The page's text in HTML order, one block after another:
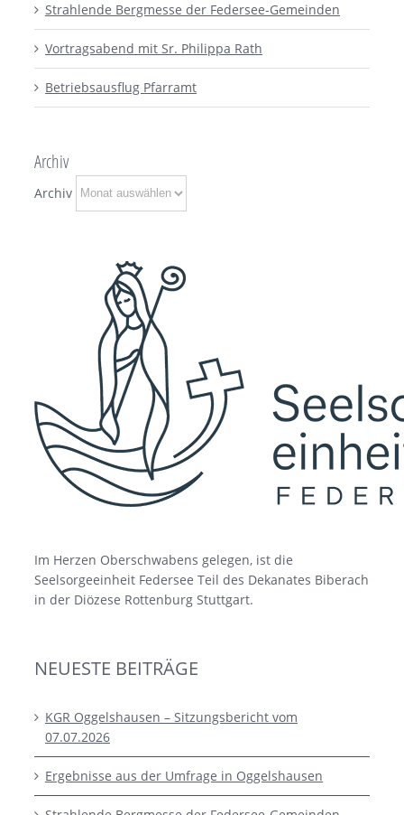
Strahlende Bergmesse der Federsee-Gemeinden
Vortragsabend mit Sr. Philippa Rath
Betriebsausflug Pfarramt
Archiv
Archiv
Im Herzen Oberschwabens gelegen, ist die
Seelsorgeeinheit Federsee Teil des Dekanates Biberach
in der Diözese Rottenburg Stuttgart.
NEUESTE BEITRÄGE
KGR Oggelshausen – Sitzungsbericht vom
07.07.2026
Ergebnisse aus der Umfrage in Oggelshausen